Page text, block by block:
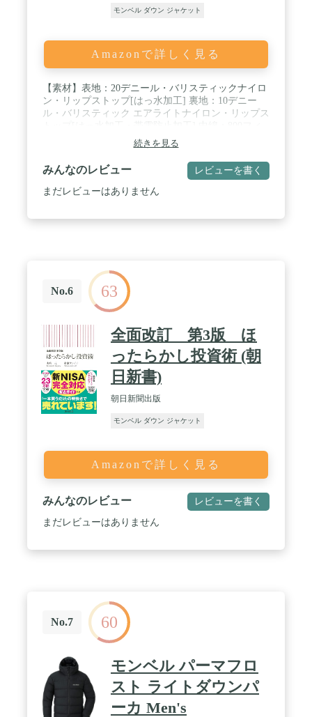
モンベル ダウン ジャケット
Amazonで詳しく見る
【素材】表地：20デニール・バリスティックナイロ
ン・リップストップ[はっ水加工] 裏地：10デニー
ル・バリスティック エアライトナイロン・リップス
ルパワー・EXダウン / 【カラー】アイボリー (IV) /
【サイズ】M / 【特長】独自のキルティングパター
ン / ダウンプルーフ加工 / シングルキルト構造 / ス
タッフバッグ付き / 【ポケット】2個（腰2）
続きを見る
みんなのレビュー レビューを書く
まだレビューはありません
No.6 63
全面改訂 第3版 ほ
ったらかし投資術 (朝
日新書)
朝日新聞出版
モンベル ダウン ジャケット
Amazonで詳しく見る
みんなのレビュー レビューを書く
まだレビューはありません
No.7 60
モンベル パーマフロ
スト ライトダウンパ
ーカ Men's